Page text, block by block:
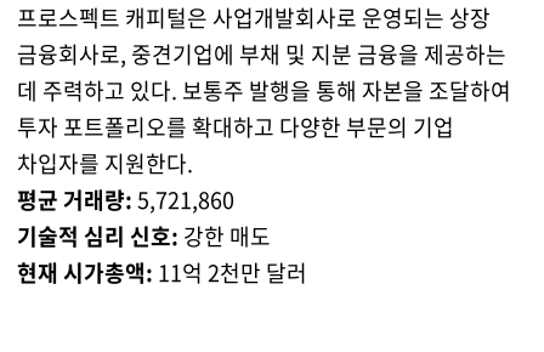
프로스펙트 캐피털은 사업개발회사로 운영되는 상장
금융회사로, 중견기업에 부채 및 지분 금융을 제공하는
데 주력하고 있다. 보통주 발행을 통해 자본을 조달하여
투자 포트폴리오를 확대하고 다양한 부문의 기업
차입자를 지원한다.
평균 거래량:5,721,860
기술적 심리 신호: 강한 매도
현재 시가총액: 11억 2천만 달러